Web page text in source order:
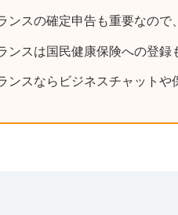
ンスの確定申告も重要なの
ンスは国民健康保険への登録
ンスならビジネスチャットや